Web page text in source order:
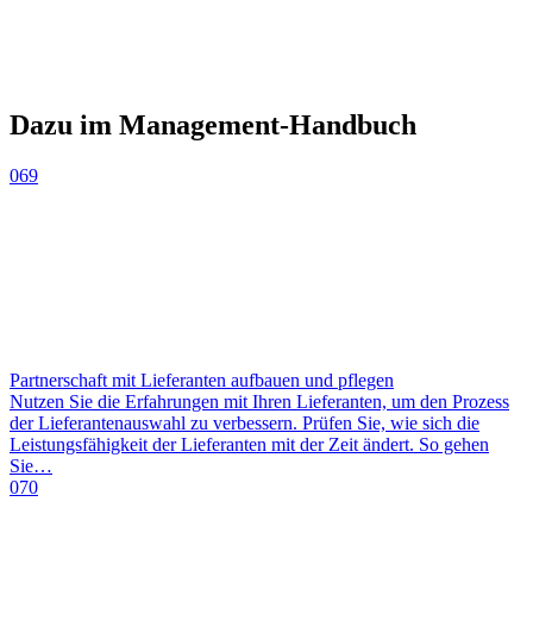
Dazu im Management-Handbuch
069
Partnerschaft mit Lieferanten aufbauen und pflegen
Nutzen Sie die Erfahrungen mit Ihren Lieferanten, um den Prozess
der Lieferantenauswahl zu verbessern. Prüfen Sie, wie sich die
Leistungsfähigkeit der Lieferanten mit der Zeit ändert. So gehen
Sie…
070